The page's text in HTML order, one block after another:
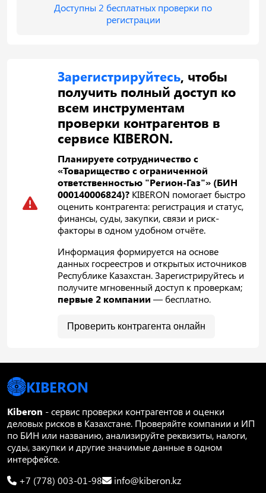
Доступны 2 бесплатных проверки по
регистрации
Зарегистрируйтесь, чтобы
получить полный доступ ко
всем инструментам
проверки контрагентов в
сервисе KIBERON.
Планируете сотрудничество с
«Товарищество с ограниченной
ответственностью "Регион-Газ"» (БИН
000140006824)? KIBERON помогает быстро
оценить контрагента: регистрация и статус,
финансы, суды, закупки, связи и риск-
факторы в одном удобном отчёте.
Информация формируется на основе
данных госреестров и открытых источников
Республике Казахстан. Зарегистрируйтесь и
получите мгновенный доступ к проверкам;
первые 2 компании — бесплатно.
Проверить контрагента онлайн
KIBERON
Kiberon - сервис проверки контрагентов и оценки
деловых рисков в Казахстане. Проверяйте компании и ИП
по БИН или названию, анализируйте реквизиты, налоги,
суды, закупки и другие значимые данные в одном
интерфейсе.
+7 (778) 003-01-98
info@kiberon.kz